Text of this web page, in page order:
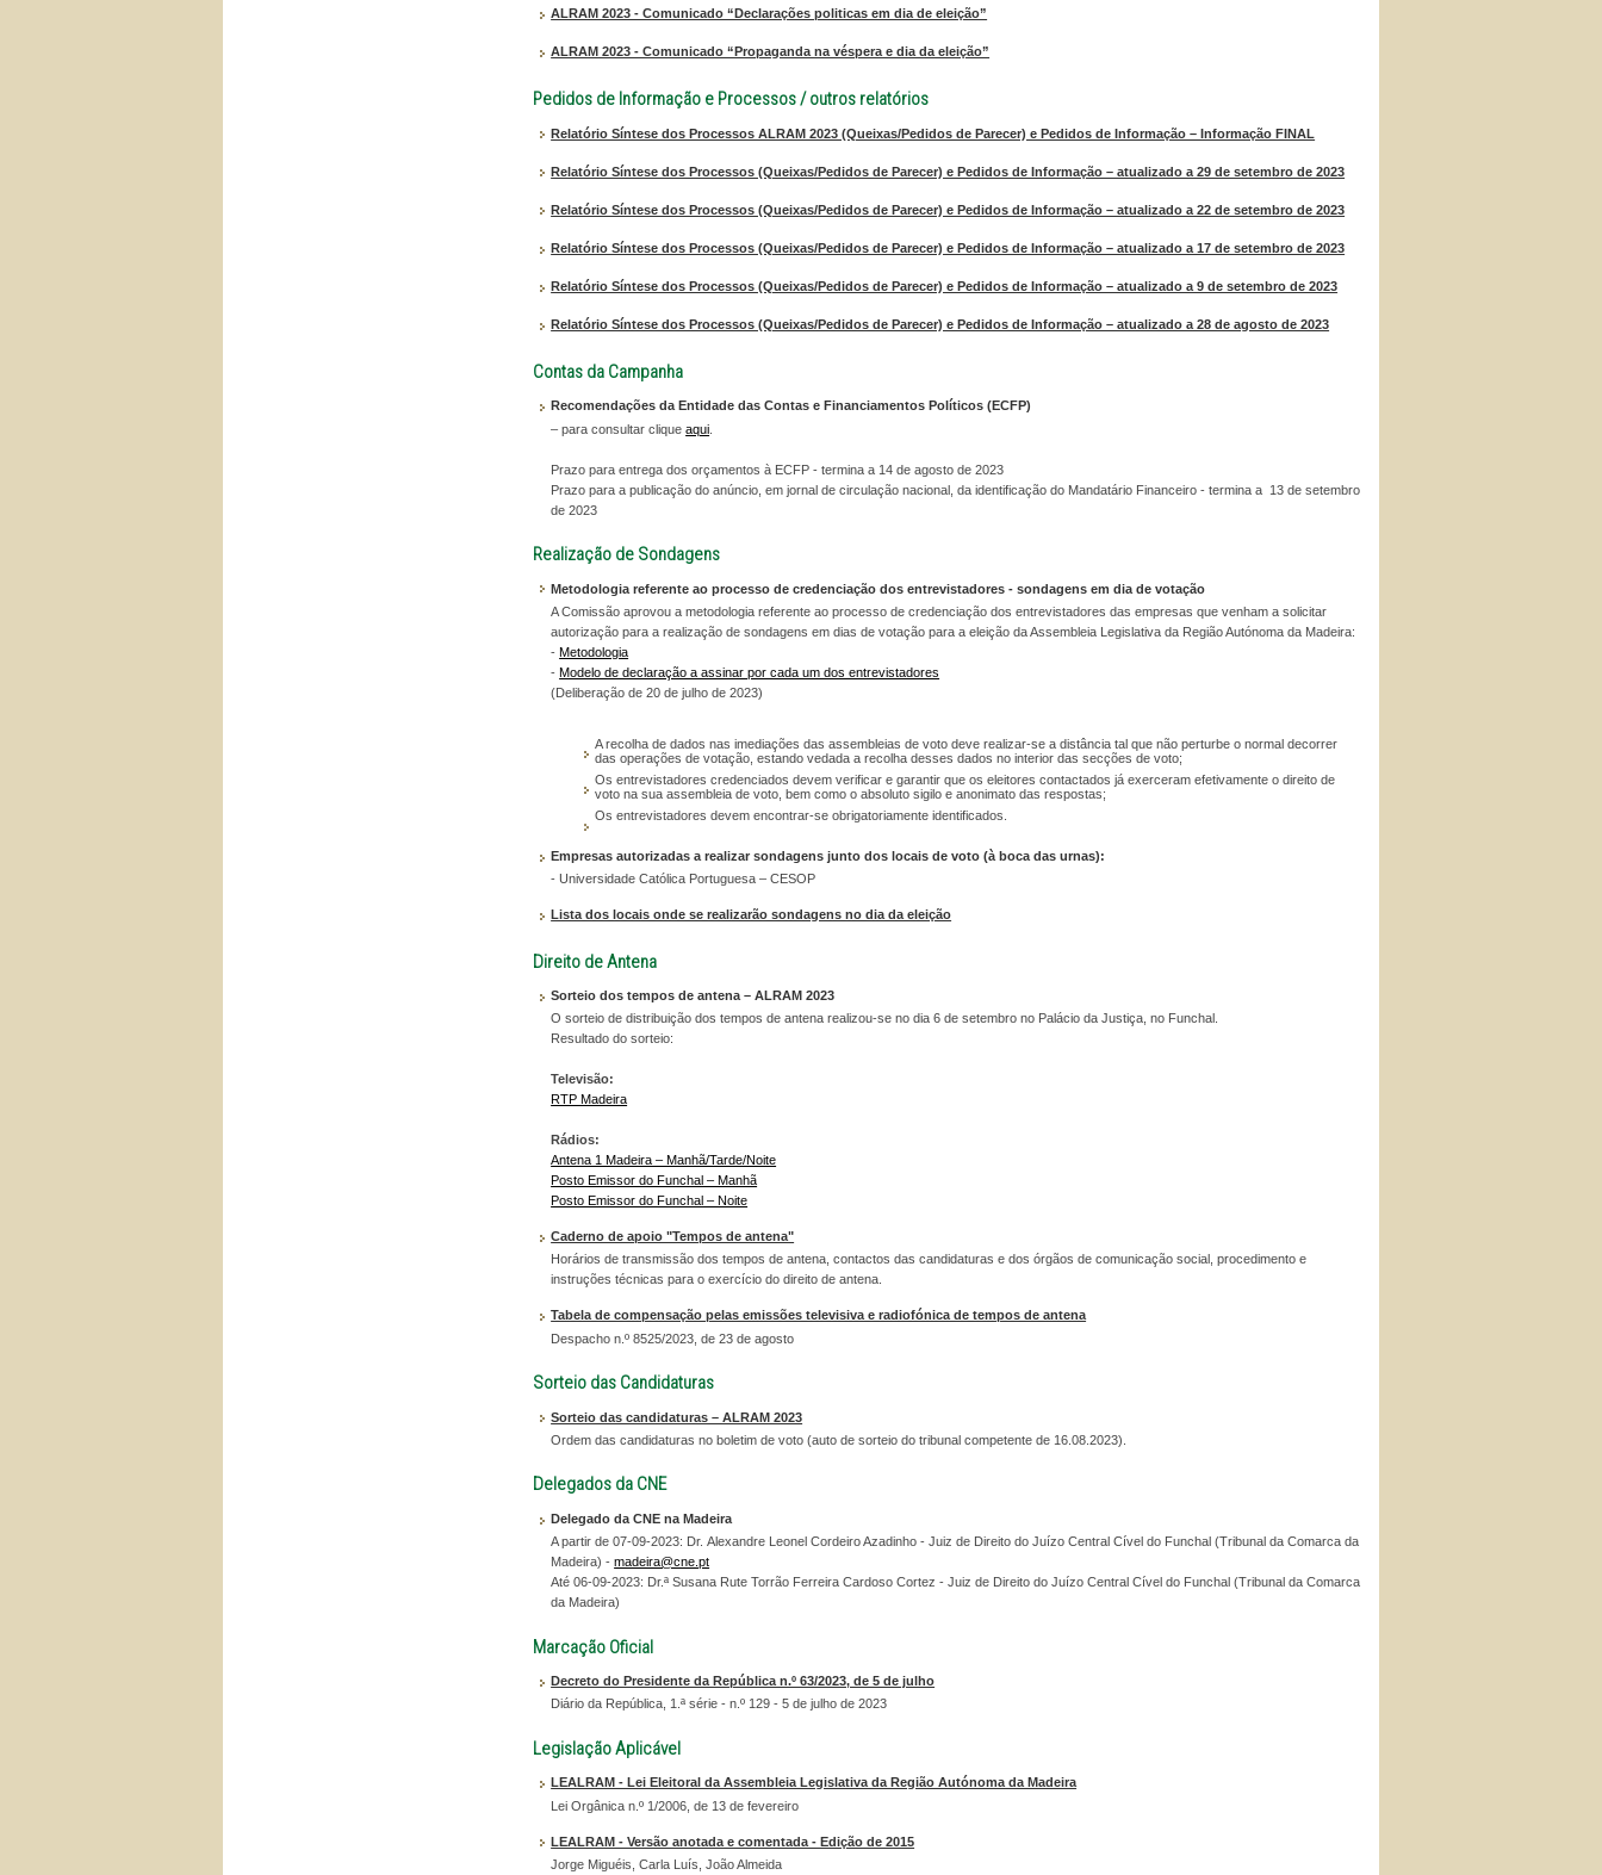
ALRAM 2023 - Comunicado “Declarações politicas em dia de eleição”
ALRAM 2023 - Comunicado “Propaganda na véspera e dia da eleição”
Pedidos de Informação e Processos / outros relatórios
Relatório Síntese dos Processos ALRAM 2023 (Queixas/Pedidos de Parecer) e Pedidos de Informação – Informação FINAL
Relatório Síntese dos Processos (Queixas/Pedidos de Parecer) e Pedidos de Informação – atualizado a 29 de setembro de 2023
Relatório Síntese dos Processos (Queixas/Pedidos de Parecer) e Pedidos de Informação – atualizado a 22 de setembro de 2023
Relatório Síntese dos Processos (Queixas/Pedidos de Parecer) e Pedidos de Informação – atualizado a 17 de setembro de 2023
Relatório Síntese dos Processos (Queixas/Pedidos de Parecer) e Pedidos de Informação – atualizado a 9 de setembro de 2023
Relatório Síntese dos Processos (Queixas/Pedidos de Parecer) e Pedidos de Informação – atualizado a 28 de agosto de 2023
Contas da Campanha
Recomendações da Entidade das Contas e Financiamentos Políticos (ECFP)
– para consultar cliqueaqui
Prazo para entrega dos orçamentos à ECFP - termina a 14 de agosto de 2023
Prazo para a publicação do anúncio, em jornal de circulação nacional, da identificação do Mandatário Financeiro - termina a 13 de setembro
de 2023
Realização de Sondagens
Metodologia referente ao processo de credenciação dos entrevistadores - sondagens em dia de votação
A Comissão aprovou a metodologia referente ao processo de credenciação dos entrevistadores das empresas que venham a solicitar
autorização para a realização de sondagens em dias de votação para a eleição da Assembleia Legislativa da Região Autónoma da Madeira:
-Metodologia
-Modelo de declaração a assinar por cada um dos entrevistadores
(Deliberação de 20 de julho de 2023)
A recolha de dados nas imediações das assembleias de voto deve realizar-se a distância tal que não perturbe o normal decorrer
das operações de votação, estando vedada a recolha desses dados no interior das secções de voto;
Os entrevistadores credenciados devem verificar e garantir que os eleitores contactados já exerceram efetivamente o direito de
voto na sua assembleia de voto, bem como o absoluto sigilo e anonimato das respostas;
Os entrevistadores devem encontrar-se obrigatoriamente identificados.
Empresas autorizadas a realizar sondagens junto dos locais de voto (à boca das urnas):
- Universidade Católica Portuguesa – CESOP
Lista dos locais onde se realizarão sondagens no dia da eleição
Direito de Antena
Sorteio dos tempos de antena – ALRAM 2023
O sorteio de distribuição dos tempos de antena realizou-se no dia 6 de setembro no Palácio da Justiça, no Funchal.
Resultado do sorteio:
Televisão:
RTP Madeira
Rádios:
Antena 1 Madeira – Manhã/Tarde/Noite
Posto Emissor do Funchal – Manhã
Posto Emissor do Funchal – Noite
Caderno de apoio "Tempos de antena"
Horários de transmissão dos tempos de antena, contactos das candidaturas e dos órgãos de comunicação social, procedimento e
instruções técnicas para o exercício do direito de antena.
Tabela de compensação pelas emissões televisiva e radiofónica de tempos de antena
Despacho n.º 8525/2023, de 23 de agosto
Sorteio das Candidaturas
Sorteio das candidaturas – ALRAM 2023
Ordem das candidaturas no boletim de voto (auto de sorteio do tribunal competente de 16.08.2023).
Delegados da CNE
Delegado da CNE na Madeira
A partir de 07-09-2023: Dr. Alexandre Leonel Cordeiro Azadinho - Juiz de Direito do Juízo Central Cível do Funchal (Tribunal da Comarca da
Madeira) -madeira@cne.pt
Até 06-09-2023: Dr.ª Susana Rute Torrão Ferreira Cardoso Cortez - Juiz de Direito do Juízo Central Cível do Funchal (Tribunal da Comarca
da Madeira)
Marcação Oficial
Decreto do Presidente da República n.º 63/2023, de 5 de julho
Diário da República, 1.ª série - n.º 129 - 5 de julho de 2023
Legislação Aplicável
LEALRAM - Lei Eleitoral da Assembleia Legislativa da Região Autónoma da Madeira
Lei Orgânica n.º 1/2006, de 13 de fevereiro
LEALRAM - Versão anotada e comentada - Edição de 2015
Jorge Miguéis, Carla Luís, João Almeida